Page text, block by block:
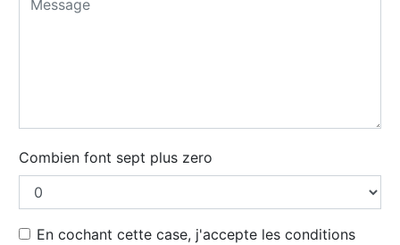
Combien font sept plus zero
En cochant cette case, j'accepte les conditions